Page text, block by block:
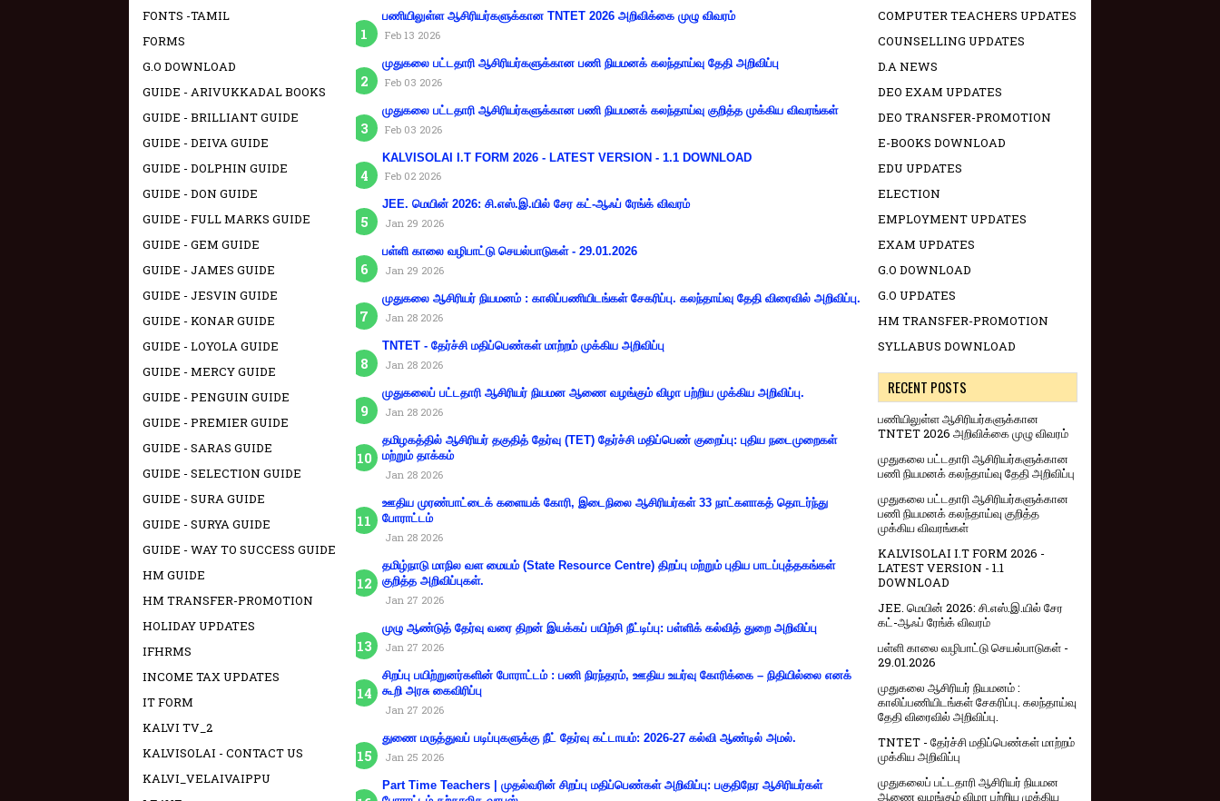
பணியிலுள்ள ஆசிரியர்களுக்கான TNTET 2026 அறிவிக்கை முழு விவரம்
Feb 13 2026
முதுகலை பட்டதாரி ஆசிரியர்களுக்கான பணி நியமனக் கலந்தாய்வு தேதி அறிவிப்பு
Feb 03 2026
முதுகலை பட்டதாரி ஆசிரியர்களுக்கான பணி நியமனக் கலந்தாய்வு குறித்த முக்கிய விவரங்கள்
Feb 03 2026
KALVISOLAI I.T FORM 2026 - LATEST VERSION - 1.1 DOWNLOAD
Feb 02 2026
JEE. மெயின் 2026: சி.எஸ்.இ.யில் சேர கட்-ஆஃப் ரேங்க் விவரம்
Jan 29 2026
பள்ளி காலை வழிபாட்டு செயல்பாடுகள் - 29.01.2026
Jan 29 2026
முதுகலை ஆசிரியர் நியமனம் : காலிப்பணியிடங்கள் சேகரிப்பு. கலந்தாய்வு தேதி விரைவில் அறிவிப்பு.
Jan 28 2026
TNTET - தேர்ச்சி மதிப்பெண்கள் மாற்றம் முக்கிய அறிவிப்பு
Jan 28 2026
முதுகலைப் பட்டதாரி ஆசிரியர் நியமன ஆணை வழங்கும் விழா பற்றிய முக்கிய அறிவிப்பு.
Jan 28 2026
தமிழகத்தில் ஆசிரியர் தகுதித் தேர்வு (TET) தேர்ச்சி மதிப்பெண் குறைப்பு: புதிய நடைமுறைகள்
மற்றும் தாக்கம்
Jan 28 2026
ஊதிய முரண்பாட்டைக் களையக் கோரி, இடைநிலை ஆசிரியர்கள் 33 நாட்களாகத் தொடர்ந்து
போராட்டம்
Jan 28 2026
தமிழ்நாடு மாநில வள மையம் (State Resource Centre) திறப்பு மற்றும் புதிய பாடப்புத்தகங்கள்
குறித்த அறிவிப்புகள்.
Jan 27 2026
முழு ஆண்டுத் தேர்வு வரை திறன் இயக்கப் பயிற்சி நீட்டிப்பு: பள்ளிக் கல்வித் துறை அறிவிப்பு
Jan 27 2026
சிறப்பு பயிற்றுனர்களின் போராட்டம் : பணி நிரந்தரம், ஊதிய உயர்வு கோரிக்கை – நிதியில்லை எனக்
கூறி அரசு கைவிரிப்பு
Jan 27 2026
துணை மருத்துவப் படிப்புகளுக்கு நீட் தேர்வு கட்டாயம்: 2026-27 கல்வி ஆண்டில் அமல்.
Jan 25 2026
Part Time Teachers | முதல்வரின் சிறப்பு மதிப்பெண்கள் அறிவிப்பு: பகுதிநேர ஆசிரியர்கள்
FONTS -TAMIL
FORMS
G.O DOWNLOAD
GUIDE - ARIVUKKADAL BOOKS
GUIDE - BRILLIANT GUIDE
GUIDE - DEIVA GUIDE
GUIDE - DOLPHIN GUIDE
GUIDE - DON GUIDE
GUIDE - FULL MARKS GUIDE
GUIDE - GEM GUIDE
GUIDE - JAMES GUIDE
GUIDE - JESVIN GUIDE
GUIDE - KONAR GUIDE
GUIDE - LOYOLA GUIDE
GUIDE - MERCY GUIDE
GUIDE - PENGUIN GUIDE
GUIDE - PREMIER GUIDE
GUIDE - SARAS GUIDE
GUIDE - SELECTION GUIDE
GUIDE - SURA GUIDE
GUIDE - SURYA GUIDE
GUIDE - WAY TO SUCCESS GUIDE
HM GUIDE
HM TRANSFER-PROMOTION
HOLIDAY UPDATES
IFHRMS
INCOME TAX UPDATES
IT FORM
KALVI TV_2
KALVISOLAI - CONTACT US
KALVI_VELAIVAIPPU
COMPUTER TEACHERS UPDATES
COUNSELLING UPDATES
D.A NEWS
DEO EXAM UPDATES
DEO TRANSFER-PROMOTION
E-BOOKS DOWNLOAD
EDU UPDATES
ELECTION
EMPLOYMENT UPDATES
EXAM UPDATES
G.O DOWNLOAD
G.O UPDATES
HM TRANSFER-PROMOTION
SYLLABUS DOWNLOAD
RECENT POSTS
பணியிலுள்ள ஆசிரியர்களுக்கான
TNTET 2026 அறிவிக்கை முழு விவரம்
முதுகலை பட்டதாரி ஆசிரியர்களுக்கான
பணி நியமனக் கலந்தாய்வு தேதி அறிவிப்பு
முதுகலை பட்டதாரி ஆசிரியர்களுக்கான
பணி நியமனக் கலந்தாய்வு குறித்த
முக்கிய விவரங்கள்
KALVISOLAI I.T FORM 2026 -
LATEST VERSION - 1.1
DOWNLOAD
JEE. மெயின் 2026: சி.எஸ்.இ.யில் சேர
கட்-ஆஃப் ரேங்க் விவரம்
பள்ளி காலை வழிபாட்டு செயல்பாடுகள் -
29.01.2026
முதுகலை ஆசிரியர் நியமனம் :
காலிப்பணியிடங்கள் சேகரிப்பு. கலந்தாய்வு
தேதி விரைவில் அறிவிப்பு.
TNTET - தேர்ச்சி மதிப்பெண்கள் மாற்றம்
முக்கிய அறிவிப்பு
முதுகலைப் பட்டதாரி ஆசிரியர் நியமன
ஆணை வழங்கும் விழா பற்றிய முக்கிய